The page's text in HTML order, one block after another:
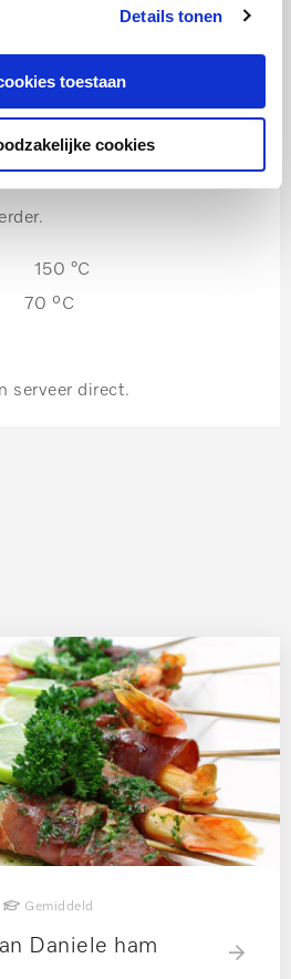
Details tonen
toestaan
cookies
°C
70 ⁰C
serveer direct.
Gemiddeld
Daniele ham